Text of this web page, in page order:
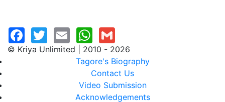
© Kriya Unlimited | 2010 - 2026
Tagore's Biography
Contact Us
Video Submission
Acknowledgements